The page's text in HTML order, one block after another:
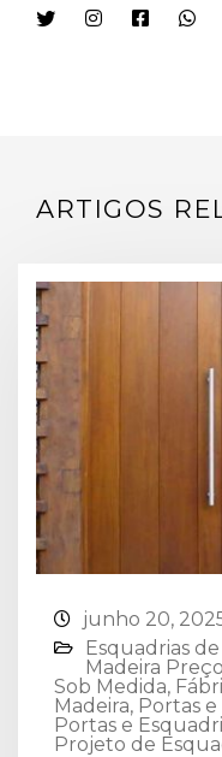
ARTIGOS
junho 20,
Esquadrias
Madeira Preço
Sob Medida,
Madeira, Portas e
Portas e
Projeto de